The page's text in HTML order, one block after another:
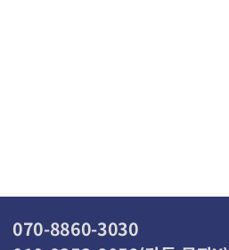
070-8860-3030